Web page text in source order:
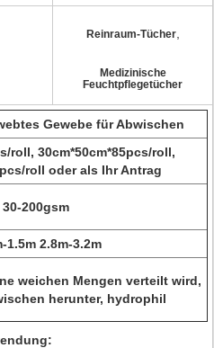
Reinraum-Tücher,
Medizinische
Feuchtpflegetücher
Gewebe für Abwischen
roll, 30cm*50cm*85pcs/roll,
roll oder als Ihr Antrag
30-200gsm
1.5m 2.8m-3.2m
weichen Mengen verteilt wird,
herunter, hydrophil